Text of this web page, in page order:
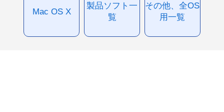
Mac OS X
製品ソフト一
覧
その他、全OS
用一覧